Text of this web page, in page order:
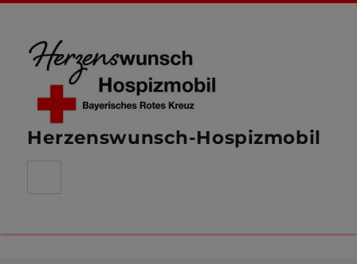
Herzenswunsch-Hospizmobil